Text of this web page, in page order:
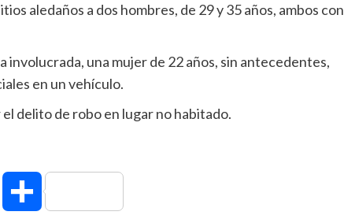
aledaños a dos hombres, de 29 y 35 años, ambos con
una mujer de 22 años, sin antecedentes,
en un vehículo.
delito de robo en lugar no habitado.
WhatsAppCompartir